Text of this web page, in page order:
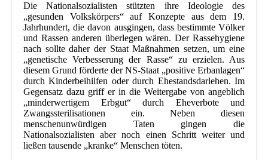
Die Nationalsozialisten stützten ihre Ideologie des
„gesunden Volkskörpers“ auf Konzepte aus dem 19.
Jahrhundert, die davon ausgingen, dass bestimmte Völker
und Rassen anderen überlegen wären. Der Rassehygiene
nach sollte daher der Staat Maßnahmen setzen, um eine
„genetische Verbesserung der Rasse“ zu erzielen. Aus
diesem Grund förderte der NS-Staat „positive Erbanlagen“
durch Kinderbeihilfen oder durch Ehestandsdarlehen. Im
Gegensatz dazu griff er in die Weitergabe von angeblich
„minderwertigem Erbgut“ durch Eheverbote und
Zwangssterilisationen ein. Neben diesen
menschenunwürdigen Taten gingen die
Nationalsozialisten aber noch einen Schritt weiter und
ließen tausende „kranke“ Menschen töten.